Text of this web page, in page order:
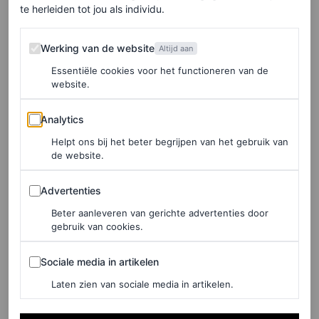
behoorde het toe aan keizerin Amélie van Brazilië, die
Pedro I. Via koningin Josefina van Zweden kwam het
erfstuk uiteindelijk in Deense handen terecht, waar het
sindsdien van generatie op generatie aan koninklijke
vrouwen wordt doorgegeven. Wanneer een koning
overlijdt, wordt het doorgegeven aan de volgende
koningin.
LEES OOK
In deze ‘ouderwetse’ sieraden wil je
investeren deze feestdagen
LISA GOUDSMIT
te herleiden tot jou als individu.
Werking van de website
Werking van de website Altijd aan
Essentiële cookies voor het functioneren van de
website.
Analytics
Analytics
Helpt ons bij het beter begrijpen van het gebruik van
de website.
Advertenties
Advertenties
Beter aanleveren van gerichte advertenties door
gebruik van cookies.
Sociale media in artikelen
Sociale media in artikelen
Laten zien van sociale media in artikelen.